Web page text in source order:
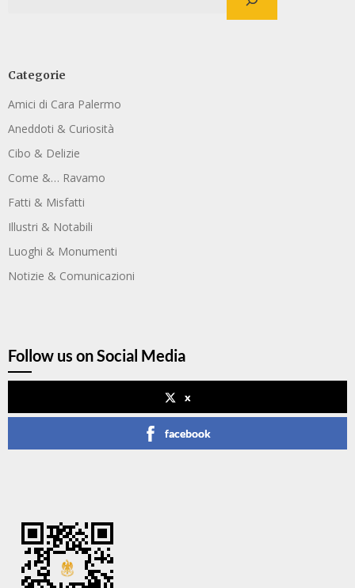
Categorie
Amici di Cara Palermo
Aneddoti & Curiosità
Cibo & Delizie
Come &… Ravamo
Fatti & Misfatti
Illustri & Notabili
Luoghi & Monumenti
Notizie & Comunicazioni
Follow us on Social Media
x
facebook